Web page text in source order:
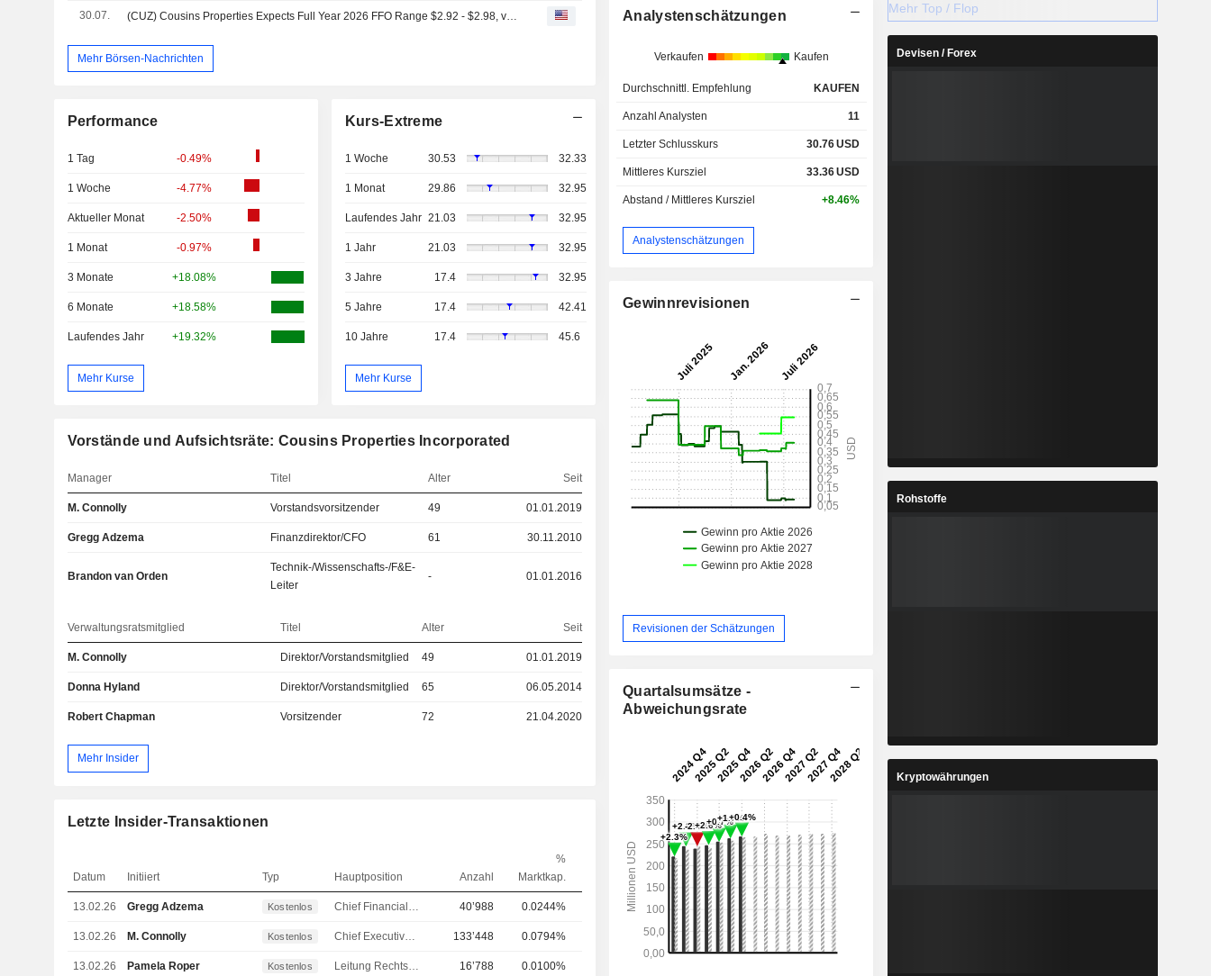
30.07. (CUZ) Cousins Properties Expects Full Year 2026 FFO Range $2.92 - $2.98, vs. FactSet Est of $2.95
Mehr Börsen-Nachrichten
Performance
1 Tag -0.49%
1 Woche -4.77%
Aktueller Monat -2.50%
1 Monat -0.97%
3 Monate +18.08%
6 Monate +18.58%
Laufendes Jahr +19.32%
Mehr Kurse
Kurs-Extreme
1 Woche 30.53 32.33
1 Monat 29.86 32.95
Laufendes Jahr 21.03 32.95
1 Jahr 21.03 32.95
3 Jahre 17.4 32.95
5 Jahre 17.4 42.41
10 Jahre 17.4 45.6
Mehr Kurse
Vorstände und Aufsichtsräte: Cousins Properties Incorporated
Manager Titel Alter Seit
M. Connolly Vorstandsvorsitzender 49 01.01.2019
Gregg Adzema Finanzdirektor/CFO 61 30.11.2010
Brandon van Orden
Technik-/Wissenschafts-/F&E-
Leiter
- 01.01.2016
Verwaltungsratsmitglied Titel Alter Seit
M. Connolly Direktor/Vorstandsmitglied 49 01.01.2019
Donna Hyland Direktor/Vorstandsmitglied 65 06.05.2014
Robert Chapman Vorsitzender 72 21.04.2020
Mehr Insider
Letzte Insider-Transaktionen
Datum Initiiert Typ Hauptposition Anzahl
%
Marktkap.
13.02.26 Gregg Adzema Kostenlos 40’988 0.0244%
13.02.26 M. Connolly Kostenlos 133’448 0.0794%
13.02.26 Pamela Roper Kostenlos 16’788 0.0100%
Analystenschätzungen
Verkaufen Kaufen
Durchschnittl. Empfehlung KAUFEN
Anzahl Analysten 11
Letzter Schlusskurs 30.76USD
Mittleres Kursziel 33.36USD
Abstand / Mittleres Kursziel +8.46%
Analystenschätzungen
Gewinnrevisionen
Revisionen der Schätzungen
Quartalsumsätze -
Abweichungsrate
Mehr Top / Flop
Devisen / Forex
Rohstoffe
Kryptowährungen